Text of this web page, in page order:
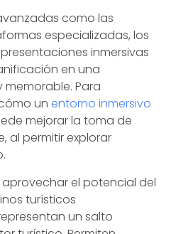
como las
especializadas, los
inmersivas
en una
Para
un entorno inmersivo
mejorar la toma de
al permitir explorar
el potencial del
turísticos
un salto